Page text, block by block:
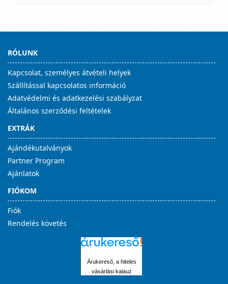
RÓLUNK
Kapcsolat, személyes átvételi helyek
Szállítással kapcsolatos információ
Adatvédelmi és adatkezelési szabályzat
Általános szerződési feltételek
EXTRÁK
Ajándékutalványok
Partner Program
Ajánlatok
FIÓKOM
Fiók
Rendelés követés
Árukereső, a hiteles
vásárlási kalauz